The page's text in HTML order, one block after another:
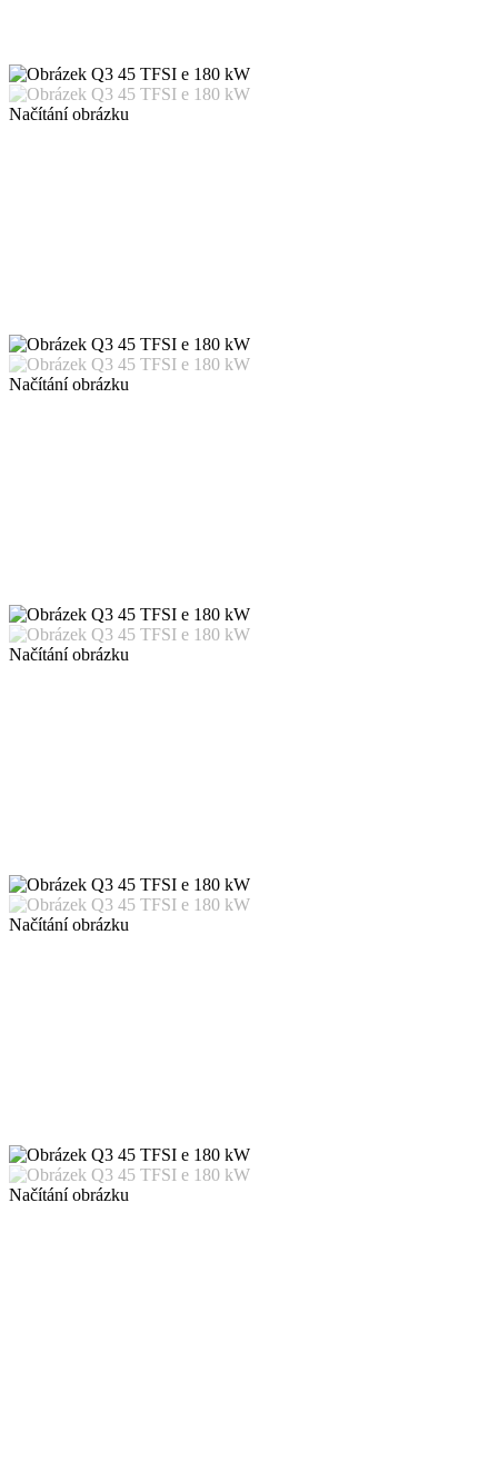
Načítání obrázku
Načítání obrázku
Načítání obrázku
Načítání obrázku
Načítání obrázku